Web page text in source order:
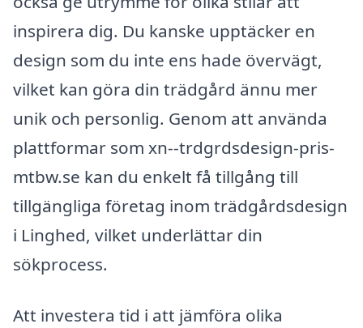
inspirera dig. Du kanske upptäcker en
design som du inte ens hade övervägt,
vilket kan göra din trädgård ännu mer
unik och personlig. Genom att använda
plattformar som xn--trdgrdsdesign-pris-
mtbw.se kan du enkelt få tillgång till
tillgängliga företag inom trädgårdsdesign
i Linghed, vilket underlättar din
sökprocess.
Att investera tid i att jämföra olika